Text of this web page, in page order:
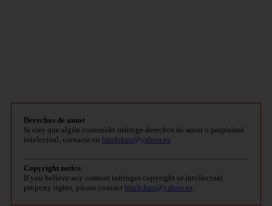
Derechos de autor
Si cree que algún contenido infringe derechos de autor o propiedad
intelectual, contacte en bitelchux@yahoo.es.
Copyright notice
If you believe any content infringes copyright or intellectual
property rights, please contact bitelchux@yahoo.es.